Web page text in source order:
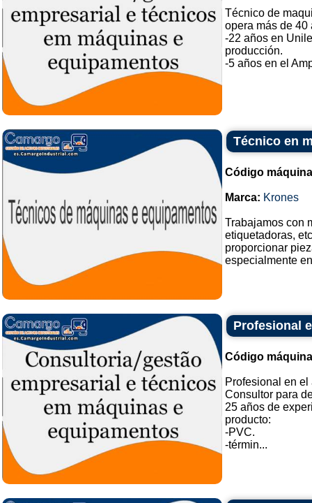
Técnico de
opera más de 40
-22 años en
producción.
-5 años en el
Técnico en
Código
Marca: Krones
Trabajamos con
etiquetadoras,
proporcionar
especialmente
Profesional
Código
Profesional en
Consultor para
25 años de
producto:
-PVC.
-términ...